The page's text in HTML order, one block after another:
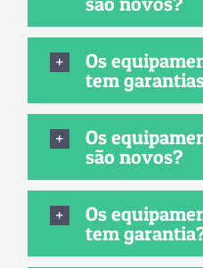
Os
tem
Os
são novos?
Os
tem